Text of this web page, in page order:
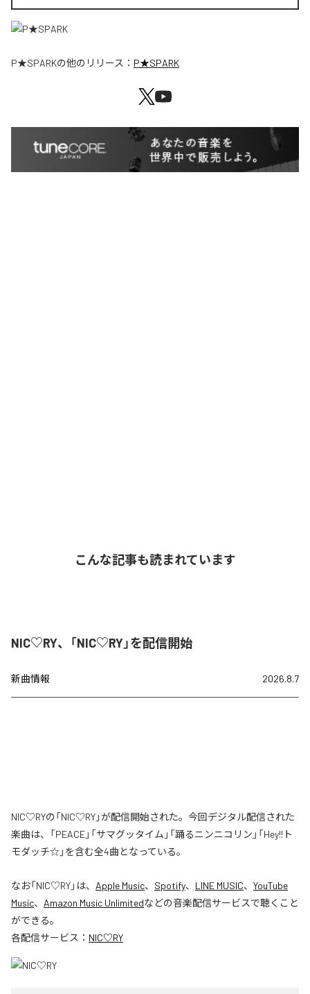
P★SPARKの他のリリース： P★SPARK
こんな記事も読まれています
NIC♡RY、「NIC♡RY」を配信開始
新曲情報 2026.8.7
NIC♡RYの「NIC♡RY」が配信開始された。今回デジタル配信された
楽曲は、「PEACE」「サマグッタイム」「踊るニンニコリン」「Hey!!ト
モダッチ☆」を含む全4曲となっている。
なお「NIC♡RY」は、 Apple Music、 Spotify、 LINE MUSIC、 YouTube
Music、 Amazon Music Unlimitedなどの音楽配信サービスで聴くこと
ができる。
各配信サービス： NIC♡RY